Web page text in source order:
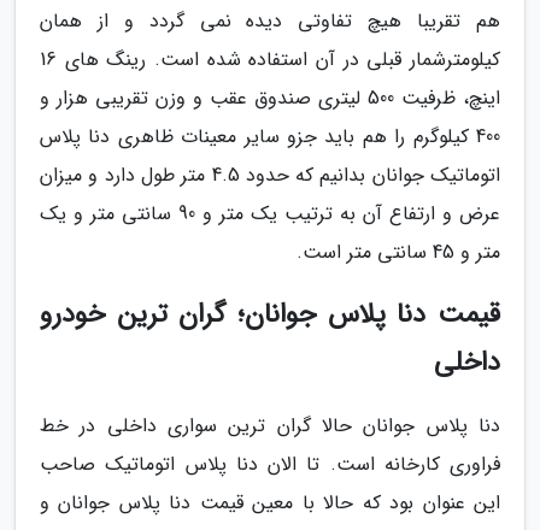
هم تقریبا هیچ تفاوتی دیده نمی گردد و از همان
کیلومترشمار قبلی در آن استفاده شده است. رینگ های 16
اینچ، ظرفیت 500 لیتری صندوق عقب و وزن تقریبی هزار و
400 کیلوگرم را هم باید جزو سایر معینات ظاهری دنا پلاس
اتوماتیک جوانان بدانیم که حدود 4.5 متر طول دارد و میزان
عرض و ارتفاع آن به ترتیب یک متر و 90 سانتی متر و یک
متر و 45 سانتی متر است.
قیمت دنا پلاس جوانان؛ گران ترین خودرو
داخلی
دنا پلاس جوانان حالا گران ترین سواری داخلی در خط
فراوری کارخانه است. تا الان دنا پلاس اتوماتیک صاحب
این عنوان بود که حالا با معین قیمت دنا پلاس جوانان و